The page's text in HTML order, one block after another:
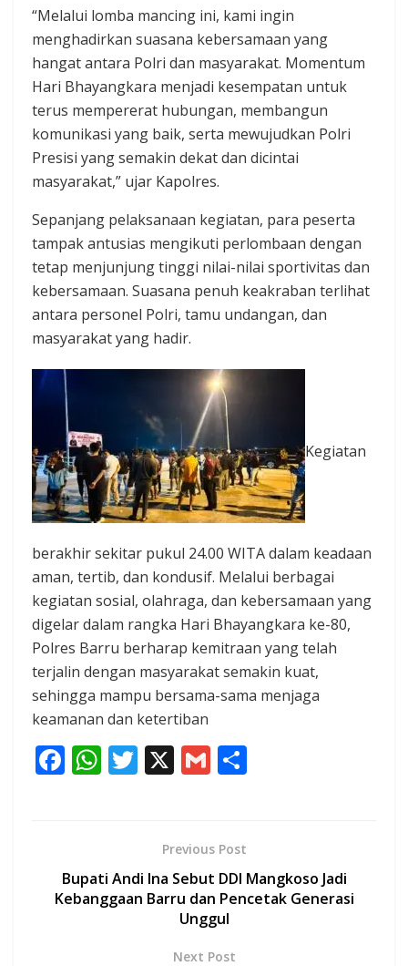
“Melalui lomba mancing ini, kami ingin
menghadirkan suasana kebersamaan yang
hangat antara Polri dan masyarakat. Momentum
Hari Bhayangkara menjadi kesempatan untuk
terus mempererat hubungan, membangun
komunikasi yang baik, serta mewujudkan Polri
Presisi yang semakin dekat dan dicintai
masyarakat,” ujar Kapolres.
Sepanjang pelaksanaan kegiatan, para peserta
tampak antusias mengikuti perlombaan dengan
tetap menjunjung tinggi nilai-nilai sportivitas dan
kebersamaan. Suasana penuh keakraban terlihat
antara personel Polri, tamu undangan, dan
masyarakat yang hadir.
Kegiatan
berakhir sekitar pukul 24.00 WITA dalam keadaan
aman, tertib, dan kondusif. Melalui berbagai
kegiatan sosial, olahraga, dan kebersamaan yang
digelar dalam rangka Hari Bhayangkara ke-80,
Polres Barru berharap kemitraan yang telah
terjalin dengan masyarakat semakin kuat,
sehingga mampu bersama-sama menjaga
keamanan dan ketertiban
F
o
o
W
A
p
T
er
X G
l
Previous Post
Bupati Andi Ina Sebut DDI Mangkoso Jadi
Kebanggaan Barru dan Pencetak Generasi
Unggul
Next Post